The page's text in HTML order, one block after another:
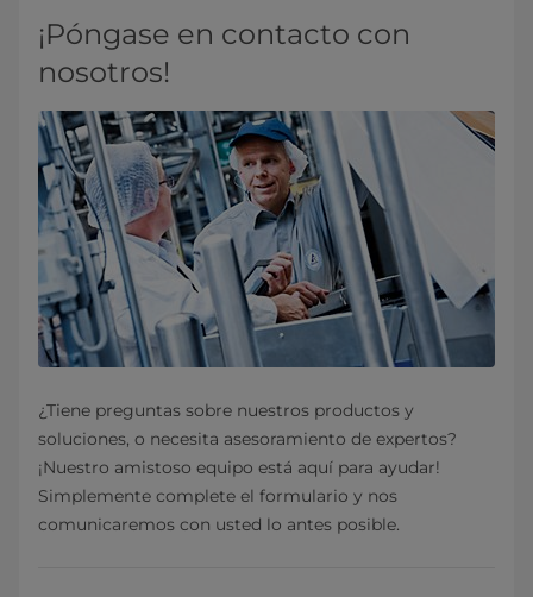
¡Póngase en contacto con
nosotros!
¿Tiene preguntas sobre nuestros productos y
soluciones, o necesita asesoramiento de expertos?
¡Nuestro amistoso equipo está aquí para ayudar!
Simplemente complete el formulario y nos
comunicaremos con usted lo antes posible.